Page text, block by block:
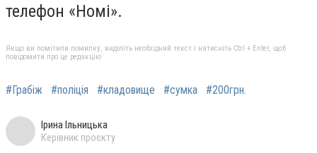
телефон «Номі».
Якщо ви помітили помилку, виділіть необхідний текст і натисніть Ctrl + Enter, щоб
повідомити про це редакцію
#Грабіж #поліція #кладовище #сумка #200грн.
Ірина Ільницька
Керівник проєкту